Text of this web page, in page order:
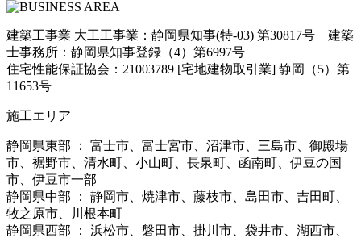
建築工事業 大工工事業：静岡県知事(特-03) 第30817号 建築
士事務所：静岡県知事登録（4）第6997号
住宅性能保証協会：21003789 [宅地建物取引業] 静岡（5）第
11653号
施工エリア
静岡県東部 ： 富士市、富士宮市、沼津市、三島市、御殿場
市、裾野市、清水町、小山町、長泉町、函南町、伊豆の国
市、伊豆市一部
静岡県中部 ： 静岡市、焼津市、藤枝市、島田市、吉田町、
牧之原市、川根本町
静岡県西部 ： 浜松市、磐田市、掛川市、袋井市、湖西市、